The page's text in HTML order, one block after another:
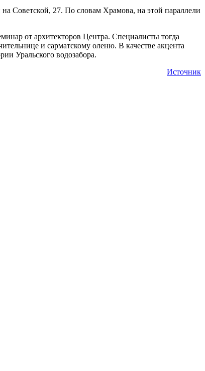
Советской, 27. По словам Храмова, на этой параллели
от архитекторов Центра. Специалисты тогда
и сарматскому оленю. В качестве акцента
Уральского водозабора.
Источник